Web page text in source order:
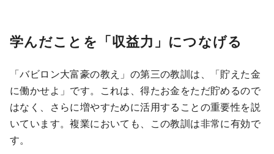
学んだことを「収益力」につなげる
「バビロン大富豪の教え」の第三の教訓は、「貯えた金
に働かせよ」です。これは、得たお金をただ貯めるので
はなく、さらに増やすために活用することの重要性を説
いています。複業においても、この教訓は非常に有効で
す。